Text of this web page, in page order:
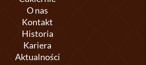
O nas
Kontakt
Historia
Kariera
Aktualności